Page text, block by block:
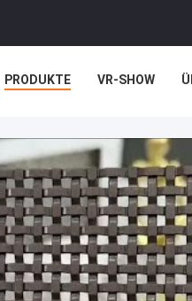
PRODUKTE VR-SHOW